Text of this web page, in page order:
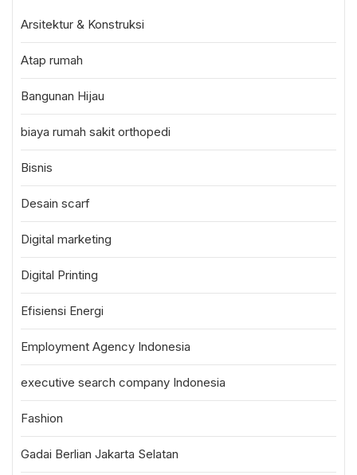
Arsitektur & Konstruksi
Atap rumah
Bangunan Hijau
biaya rumah sakit orthopedi
Bisnis
Desain scarf
Digital marketing
Digital Printing
Efisiensi Energi
Employment Agency Indonesia
executive search company Indonesia
Fashion
Gadai Berlian Jakarta Selatan